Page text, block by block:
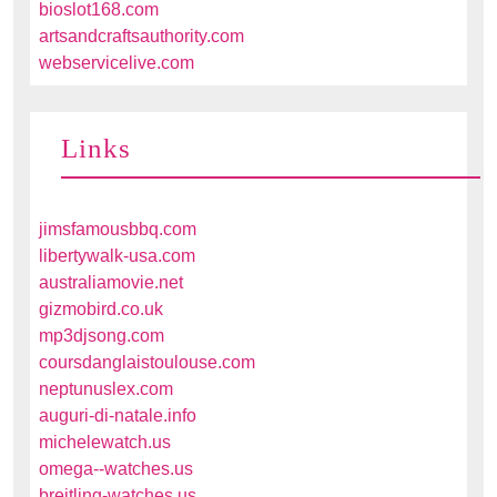
bioslot168.com
artsandcraftsauthority.com
webservicelive.com
Links
jimsfamousbbq.com
libertywalk-usa.com
australiamovie.net
gizmobird.co.uk
mp3djsong.com
coursdanglaistoulouse.com
neptunuslex.com
auguri-di-natale.info
michelewatch.us
omega--watches.us